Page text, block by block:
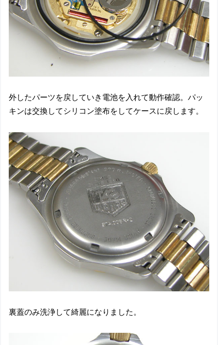
外したパーツを戻していき電池を入れて動作確認。パッ
キンは交換してシリコン塗布をしてケースに戻します。
裏蓋のみ洗浄して綺麗になりました。